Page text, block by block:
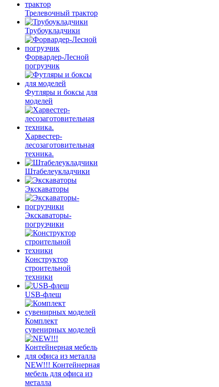
Трелевочный трактор
Трубоукладчики
Форвардер-Лесной
погрузчик
Футляры и боксы для
моделей
Харвестер-
лесозаготовительная
техника.
Штабелеукладчики
Экскаваторы
Экскаваторы-
погрузчики
Конструктор
строительной
техники
USB-флеш
Комплект
сувенирных моделей
NEW!!! Контейнерная
мебель для офиса из
металла